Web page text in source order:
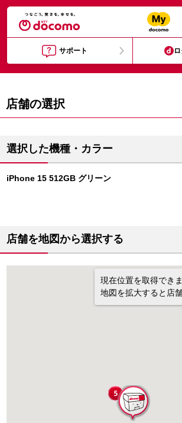
サポート
店舗の選択
選択した機種・カラー
iPhone 15 512GB グリーン
店舗を地図から選択する
現在位置を取得でき
地図を拡大すると店